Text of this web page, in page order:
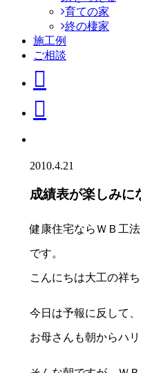
育ての家
終の棲家
施工例
ご相談
2010.4.21
成績表が楽しみに
健康住宅ならＷＢ工
です。
こんにちは大工の祥
今日は予報に反して、
お母さんも朝からハリ